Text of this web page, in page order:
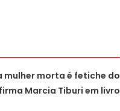
mulher morta é fetiche do
Marcia Tiburi em livro